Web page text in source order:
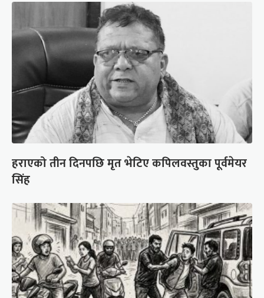
हराएको तीन दिनपछि मृत भेटिए कपिलवस्तुका पूर्वमेयर
सिंह